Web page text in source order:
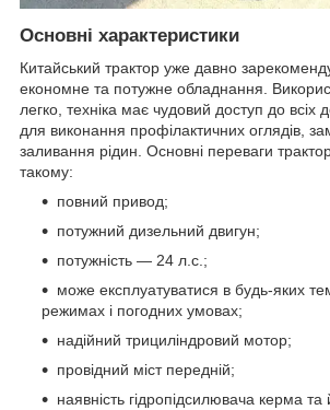
Основні характеристики
Китайський трактор уже давно
економне та потужне обладнання.
легко, техніка має чудовий доступ до всіх
для виконання профілактичних оглядів,
заливання рідин. Основні переваги
такому:
повний привод;
потужний дизельний двигун;
потужність — 24 л.с.;
може експлуатуватися в будь-яких
режимах і погодних умовах;
надійний трициліндровий мотор;
провідний міст передній;
наявність гідропідсилювача керма та